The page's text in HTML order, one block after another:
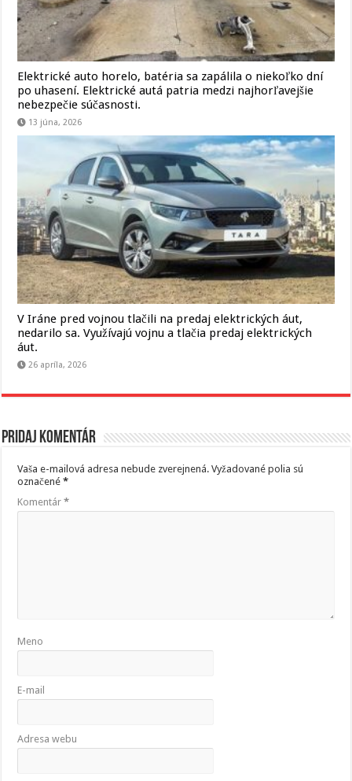
Elektrické auto horelo, batéria sa zapálila o niekoľko dní
po uhasení. Elektrické autá patria medzi najhorľavejšie
nebezpečie súčasnosti.
13 júna, 2026
V Iráne pred vojnou tlačili na predaj elektrických áut,
nedarilo sa. Využívajú vojnu a tlačia predaj elektrických
áut.
26 apríla, 2026
Pridaj komentár
Vaša e-mailová adresa nebude zverejnená. Vyžadované polia sú
označené*
Komentár*
Meno
E-mail
Adresa webu